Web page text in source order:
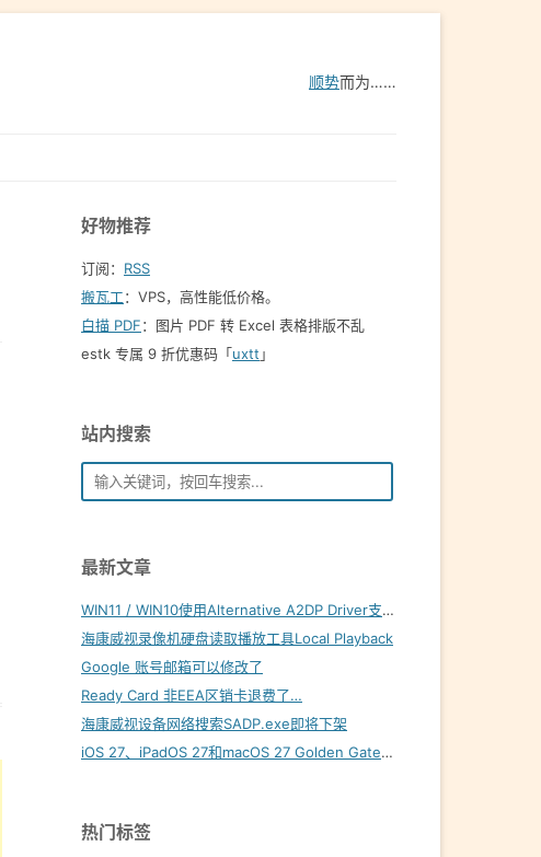
顺势而为……
好物推荐
订阅： RSS
搬瓦工：VPS，高性能低价格。️
白描 PDF：图片 PDF 转 Excel 表格排版不乱
estk 专属 9 折优惠码「uxtt 」
站内搜索
最新文章
WIN11 / WIN10使用Alternative A2DP Driver支持LDAC
海康威视录像机硬盘读取播放工具Local Playback
Google 账号邮箱可以修改了
Ready Card 非EEA区销卡退费了…
海康威视设备网络搜索SADP.exe即将下架
iOS 27、iPadOS 27和macOS 27 Golden Gate内置壁纸下载
热门标签